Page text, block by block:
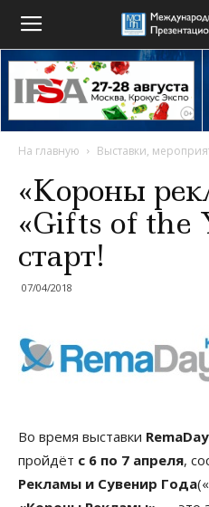
На главную Выставки,
«Короны
«Gifts of the
старт!
07/04/2018
Во время выставки
пройдёт с 6 по 7 апреля,
Рекламы и Сувенир Года